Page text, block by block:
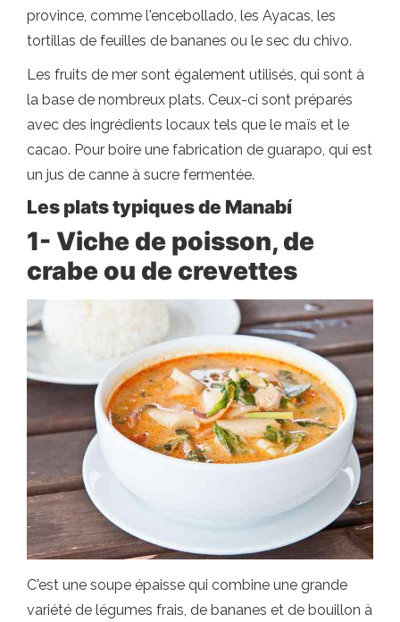
province, comme l'encebollado, les Ayacas, les
tortillas de feuilles de bananes ou le sec du chivo.
Les fruits de mer sont également utilisés, qui sont à
la base de nombreux plats. Ceux-ci sont préparés
avec des ingrédients locaux tels que le maïs et le
cacao. Pour boire une fabrication de guarapo, qui est
un jus de canne à sucre fermentée.
Les plats typiques de Manabí
1- Viche de poisson, de
crabe ou de crevettes
C'est une soupe épaisse qui combine une grande
variété de légumes frais, de bananes et de bouillon à